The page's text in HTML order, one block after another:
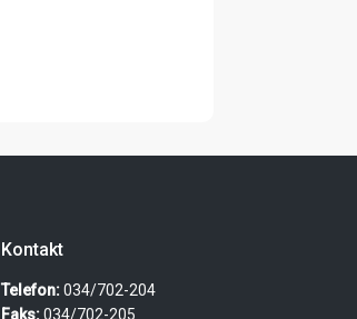
Kontakt
Telefon:034/702-204
Faks:034/702-205